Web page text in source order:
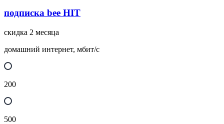
подписка bee HIT
скидка 2 месяца
домашний интернет, мбит/с
200
500